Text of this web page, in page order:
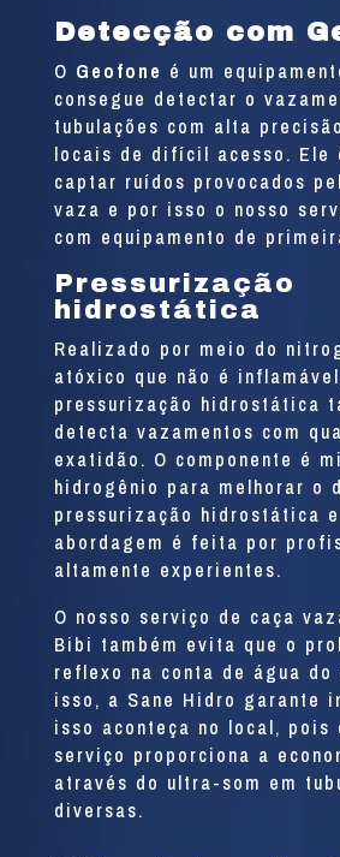
Detecção com
O Geofone é um
consegue detectar o
tubulações com alta
locais de difícil acesso. Ele
captar ruídos provocados
vaza e por isso o nosso
com equipamento de
Pressurização
hidrostática
Realizado por meio do
atóxico que não é
pressurização hidrostática
detecta vazamentos com
exatidão. O componente é
hidrogênio para melhorar o
pressurização hidrostática
abordagem é feita por
altamente experientes.
O nosso serviço de caça
Bibi também evita que o
reflexo na conta de água
isso, a Sane Hidro garante
isso aconteça no local, pois
serviço proporciona a
através do ultra-som em
diversas.